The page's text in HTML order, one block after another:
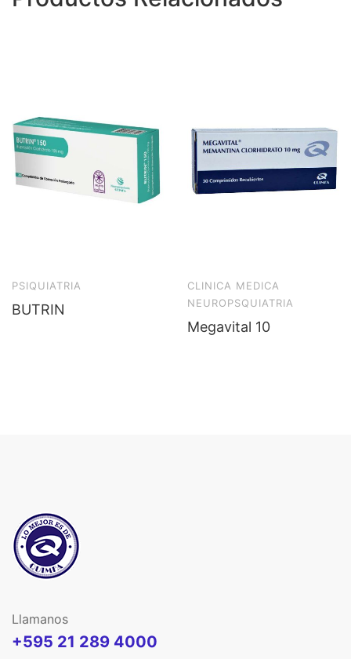
PSIQUIATRIA
BUTRIN
CLINICA MEDICA
NEUROPSQUIATRIA
Megavital 10
Llamanos
+595 21 289 4000